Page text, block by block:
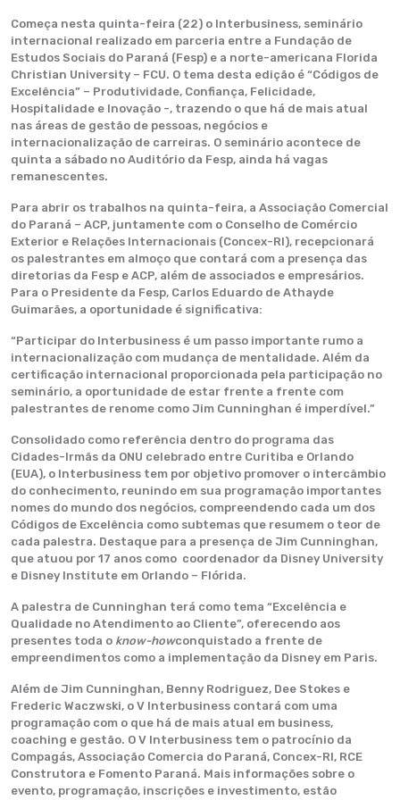
Começa nesta quinta-feira (22) o Interbusiness, seminário
internacional realizado em parceria entre a Fundação de
Estudos Sociais do Paraná (Fesp) e a norte-americana Florida
Christian University – FCU. O tema desta edição é “Códigos de
Excelência” – Produtividade, Confiança, Felicidade,
Hospitalidade e Inovação -, trazendo o que há de mais atual
nas áreas de gestão de pessoas, negócios e
internacionalização de carreiras. O seminário acontece de
quinta a sábado no Auditório da Fesp, ainda há vagas
remanescentes.
Para abrir os trabalhos na quinta-feira, a Associação Comercial
do Paraná – ACP, juntamente com o Conselho de Comércio
Exterior e Relações Internacionais (Concex-RI), recepcionará
os palestrantes em almoço que contará com a presença das
diretorias da Fesp e ACP, além de associados e empresários.
Para o Presidente da Fesp, Carlos Eduardo de Athayde
Guimarães, a oportunidade é significativa:
“Participar do Interbusiness é um passo importante rumo a
internacionalização com mudança de mentalidade. Além da
certificação internacional proporcionada pela participação no
seminário, a oportunidade de estar frente a frente com
palestrantes de renome como Jim Cunninghan é imperdível.”
Consolidado como referência dentro do programa das
Cidades-Irmãs da ONU celebrado entre Curitiba e Orlando
(EUA), o Interbusiness tem por objetivo promover o intercâmbio
do conhecimento, reunindo em sua programação importantes
nomes do mundo dos negócios, compreendendo cada um dos
Códigos de Excelência como subtemas que resumem o teor de
cada palestra. Destaque para a presença de Jim Cunninghan,
que atuou por 17 anos como coordenador da Disney University
e Disney Institute em Orlando – Flórida.
A palestra de Cunninghan terá como tema “Excelência e
Qualidade no Atendimento ao Cliente”, oferecendo aos
presentes toda o know-howconquistado a frente de
empreendimentos como a implementação da Disney em Paris.
Além de Jim Cunninghan, Benny Rodriguez, Dee Stokes e
Frederic Waczwski, o V Interbusiness contará com uma
programação com o que há de mais atual em business,
coaching e gestão. O V Interbusiness tem o patrocínio da
Compagás, Associação Comercia do Paraná, Concex-RI, RCE
Construtora e Fomento Paraná. Mais informações sobre o
evento, programação, inscrições e investimento, estão